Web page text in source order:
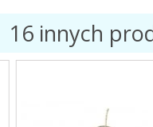
16 innych